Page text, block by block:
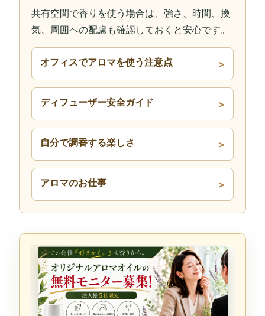
共有空間で香りを使う場合は、強さ、時間、換
気、周囲への配慮も確認しておくと安心です。
オフィスでアロマを使う注意点
ディフューザー安全ガイド
自分で調香する楽しさ
アロマのお仕事